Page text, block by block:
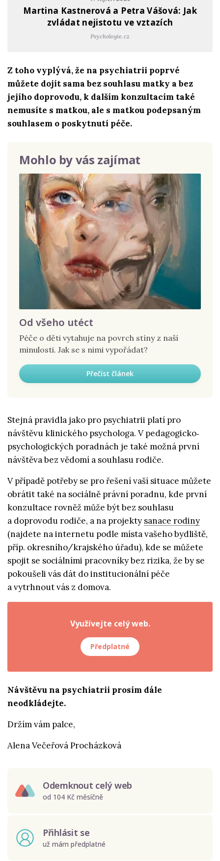
Martina Kastnerová a Petra Vášová: Jak
zvládat nejistotu ve vztazích
Psychologie.cz
Z toho vyplývá, že na psychiatrii poprvé
můžete dojít sama bez souhlasu matky a bez
jejího doprovodu, k dalším konzultacím také
nemusíte s matkou, ale s matkou podepsaným
souhlasem o poskytnutí péče.
Mohlo by vás zajímat
Od všeho utéct
Péče o děti vytahuje na povrch stíny z naší
minulosti. Jak se s nimi vypořádat?
Přečíst článek
Stejná pravidla jako pro psychiatrii platí pro
návštěvu klinického psychologa. V pedagogicko‑
psychologických poradnách je také možná první
návštěva bez vědomí a souhlasu rodiče.
V případě potřeby se pro řešení vaší situace můžete
obrátit také na sociálně právní poradnu, kde první
konzultace rovněž může být bez souhlasu
a doprovodu rodiče, a na projekty sanace rodiny
(najdete na internetu podle místa vašeho bydliště,
příp. okresního/krajského úřadu), kde se můžete
spojit se sociálními pracovníky bez rizika, že by se
pokoušeli vás dát do institucionální péče
a vytrhnout vás z domova.
Využívejte celý web.
Předplatné
Návštěvu na psychiatrii prosím dále
neodkládejte.
Držím vám palce,
Alena Večeřová Procházková
Odemknout celý web
od 104 Kč měsíčně
Přihlásit se
už mám předplatné